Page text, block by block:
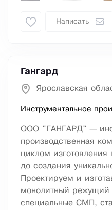
Написать
Гангард
Ярославская
Инструментальное
ООО "ГАНГАРД" —
производственная
циклом изготовления
до создания
Проектируем и
монолитный режущий
специальные СМП,